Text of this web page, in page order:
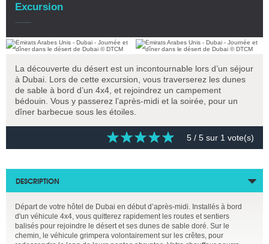
Excursion
La découverte du désert est un incontournable lors d’un séjour
à Dubai. Lors de cette excursion, vous traverserez les dunes
de sable à bord d’un 4x4, et rejoindrez un campement
bédouin. Vous y passerez l’après-midi et la soirée, pour un
dîner barbecue sous les étoiles.
5 / 5 sur 1 vote(s)
DESCRIPTION
Départ de votre hôtel de Dubai en début d’après-midi. Installés à bord
d'un véhicule 4x4, vous quitterez rapidement les routes et sentiers
balisés pour rejoindre le désert et ses dunes de sable doré. Sur le
chemin, le véhicule grimpera volontairement sur les crêtes, pour